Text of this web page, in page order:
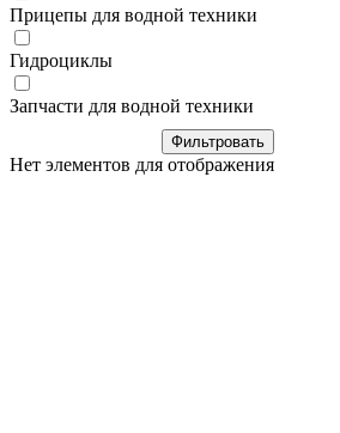
Прицепы для водной техники
Гидроциклы
Запчасти для водной техники
Нет элементов для отображения